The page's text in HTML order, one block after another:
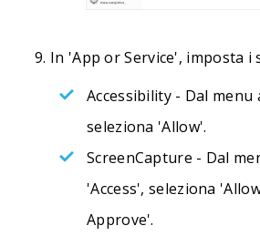
In 'App or Service', imposta i
Accessibility - Dal menu
seleziona 'Allow'.
ScreenCapture - Dal
'Access', seleziona
Approve'.